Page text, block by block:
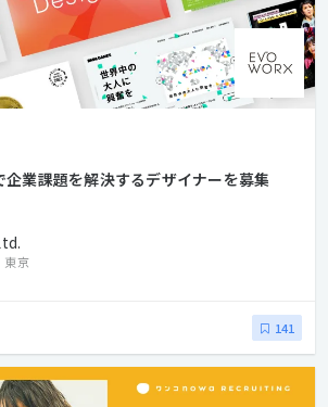
企業課題を解決するデザイナーを募集
東京
141